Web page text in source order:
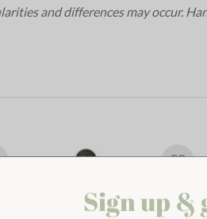
and differences may occur.
Sign up &